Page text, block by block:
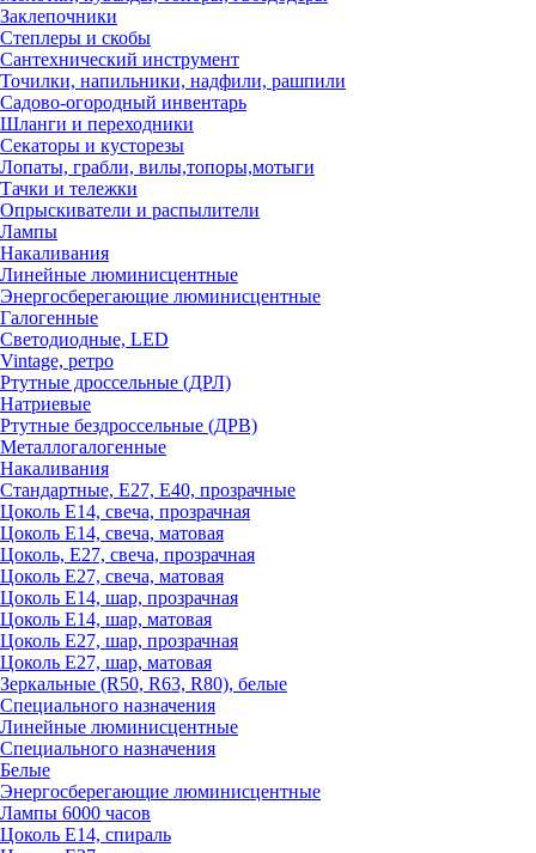
Заклепочники
Степлеры и скобы
Сантехнический инструмент
Точилки, напильники, надфили, рашпили
Садово-огородный инвентарь
Шланги и переходники
Секаторы и кусторезы
Лопаты, грабли, вилы,топоры,мотыги
Тачки и тележки
Опрыскиватели и распылители
Лампы
Накаливания
Линейные люминисцентные
Энергосберегающие люминисцентные
Галогенные
Светодиодные, LED
Vintage, ретро
Ртутные дроссельные (ДРЛ)
Натриевые
Ртутные бездроссельные (ДРВ)
Металлогалогенные
Накаливания
Стандартные, Е27, Е40, прозрачные
Цоколь Е14, свеча, прозрачная
Цоколь Е14, свеча, матовая
Цоколь, Е27, свеча, прозрачная
Цоколь Е27, свеча, матовая
Цоколь Е14, шар, прозрачная
Цоколь Е14, шар, матовая
Цоколь Е27, шар, прозрачная
Цоколь Е27, шар, матовая
Зеркальные (R50, R63, R80), белые
Специального назначения
Линейные люминисцентные
Специального назначения
Белые
Энергосберегающие люминисцентные
Лампы 6000 часов
Цоколь Е14, спираль